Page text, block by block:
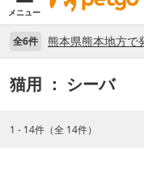
メニュー
全6件
猫用 ： シーバ
1 - 14件（全 14件）